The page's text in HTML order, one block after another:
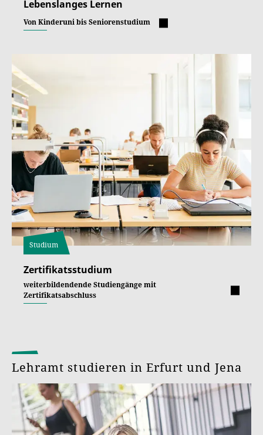
Lebenslanges Lernen
Von Kinderuni bis Seniorenstudium
Studium
Zertifikatsstudium
weiterbildendende Studiengänge mit
Zertifikatsabschluss
Lehramt studieren in Erfurt und Jena